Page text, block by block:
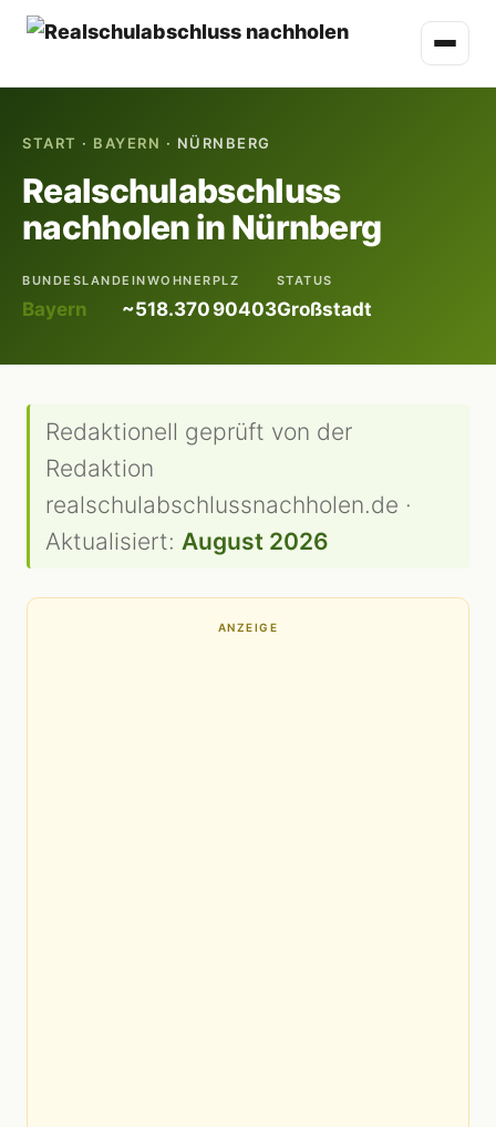
START · BAYERN · NÜRNBERG
Realschulabschluss
nachholen in Nürnberg
BUNDESLAND
Bayern
EINWOHNER
~518.370
PLZ
90403
STATUS
Großstadt
Redaktionell geprüft von der
Redaktion
realschulabschlussnachholen.de ·
Aktualisiert: August 2026
ANZEIGE